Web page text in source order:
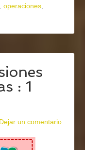
,operaciones,
: 1
Dejar un comentario